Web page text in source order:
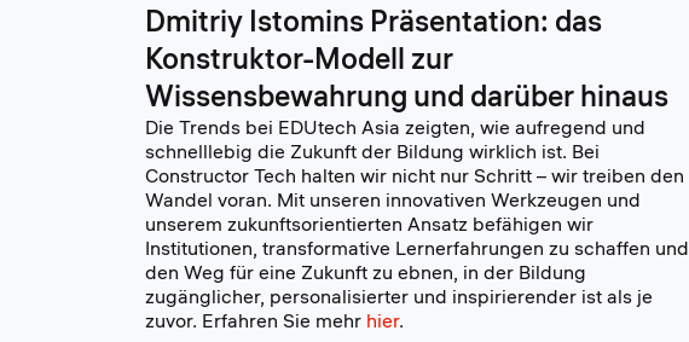
Dmitriy Istomins Präsentation: das
Konstruktor-Modell zur
Wissensbewahrung und darüber hinaus
Die Trends bei EDUtech Asia zeigten, wie aufregend und
schnelllebig die Zukunft der Bildung wirklich ist. Bei
Constructor Tech halten wir nicht nur Schritt – wir treiben den
Wandel voran. Mit unseren innovativen Werkzeugen und
unserem zukunftsorientierten Ansatz befähigen wir
Institutionen, transformative Lernerfahrungen zu schaffen und
den Weg für eine Zukunft zu ebnen, in der Bildung
zugänglicher, personalisierter und inspirierender ist als je
zuvor. Erfahren Sie mehr hier.